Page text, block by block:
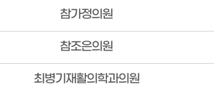
참가정의원
참조은의원
최병기재활의학과의원